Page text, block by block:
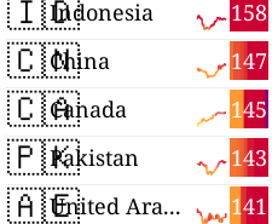
🇮🇩 158
Indonesia
🇨🇳 147
China
🇨🇦 145
Canada
🇵🇰 143
Pakistan
🇦🇪 141
United Arab Emirates